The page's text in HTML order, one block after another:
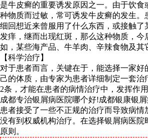
是牛皮癣的重要诱发原因之一。由于饮食
种物质而过敏，常可诱发牛皮癣的发生。
细回想近来曾服用了什么东西，或接触了
发痒，继而出现红斑，那么这种物质，今
如，某些海产品、牛羊肉、辛辣食物及其
【科学治疗】
对于患者而言，关键在于，能选择一家好
己的体质，由专家为患者详细制定一套治
2条，才能在患者的病情治疗中，发挥作用
成都专治银屑病医院哪个好!成都银康银
患者接受了一些不正规的治疗而导致病情
没有到权威机构治疗。在选择银屑病医院
原则。